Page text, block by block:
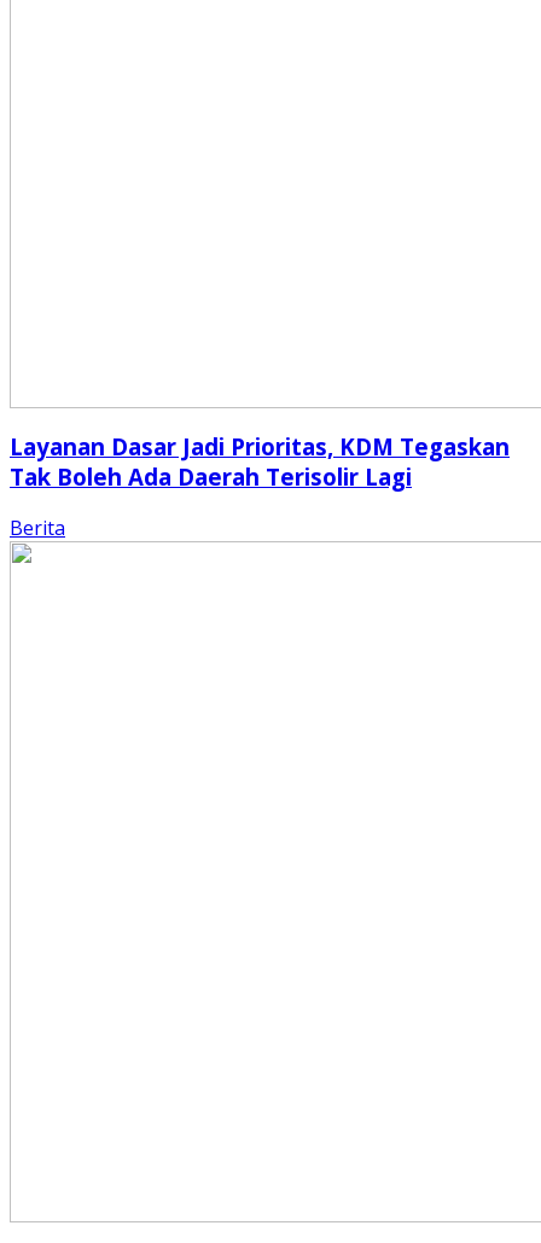
Layanan Dasar Jadi Prioritas, KDM Tegaskan
Tak Boleh Ada Daerah Terisolir Lagi
Berita